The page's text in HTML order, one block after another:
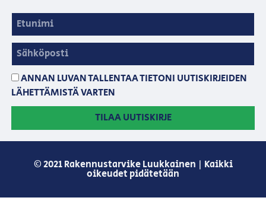
ANNAN LUVAN TALLENTAA TIETONI UUTISKIRJEIDEN
LÄHETTÄMISTÄ VARTEN
TILAA UUTISKIRJE
© 2021 Rakennustarvike Luukkainen | Kaikki
oikeudet pidätetään